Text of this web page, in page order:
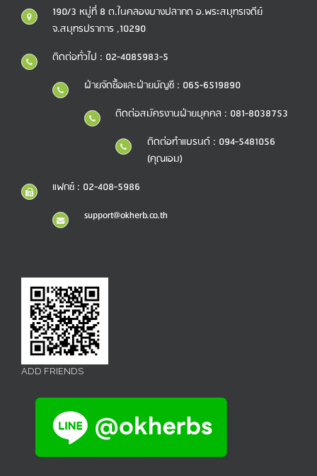
190/3 หมู่ที่ 8 ต.ในคลองบางปลากด อ.พระสมุทรเจดีย์
จ.สมุทรปราการ ,10290
ติดต่อทั่วไป : 02-4085983-5
ฝ่ายจัดซื้อและฝ่ายบัญชี : 065-6519890
ติดต่อสมัครงานฝ่ายบุคคล : 081-8038753
ติดต่อทำแบรนด์ : 094-5481056
(คุณเอม)
แฟกซ์ : 02-408-5986
support@okherb.co.th
ADD FRIENDS